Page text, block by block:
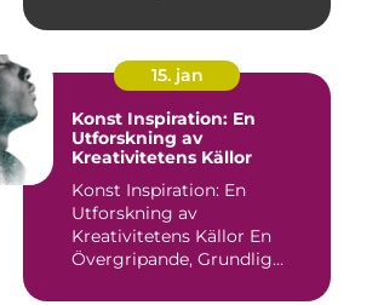
15. jan
Konst Inspiration: En
Utforskning av
Kreativitetens Källor
Konst Inspiration: En
Utforskning av
Kreativitetens Källor En
Övergripande, Grundlig